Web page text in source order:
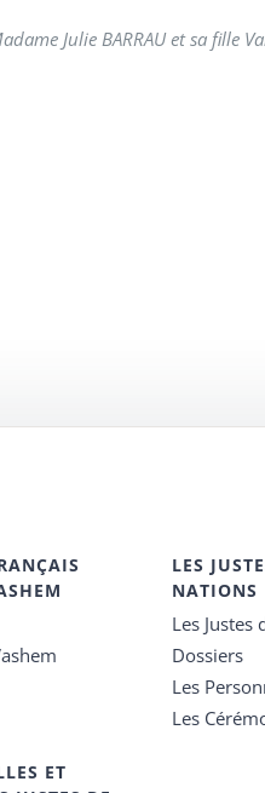
Julie BARRAU et sa fille
ET
LES
NATIONS
Les Justes
Dossiers
Les
Les